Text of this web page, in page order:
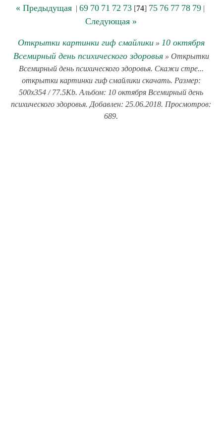
« Предыдущая| 69 70 71 72 73[74] 75 76 77 78 79|
Следующая »
Открытки картинки гиф смайлики» 10 октября
Всемирный день психического здоровья» Открытки
Всемирный день психического здоровья. Скажи стре...
открытки картинки гиф смайлики скачать. Размер:
500x354 / 77.5Kb. Альбом: 10 октября Всемирный день
психического здоровья. Добавлен: 25.06.2018. Просмотров:
689.